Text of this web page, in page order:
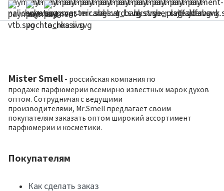
Mister Smell - российская компания по
продаже парфюмерии всемирно известных марок духов
оптом. Сотрудничая с ведущими
производителями, Mr.Smell предлагает своим
покупателям заказать оптом широкий ассортимент
парфюмерии и косметики.
Покупателям
Как сделать заказ